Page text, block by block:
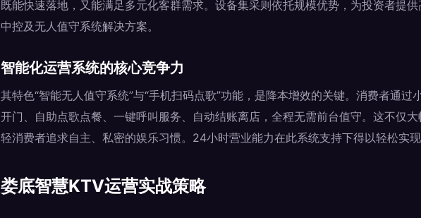
既能快速落地，又能满足多元化客群需求。设备集采则依托规模优势，为投资者提
中控及无人值守系统解决方案。
智能化运营系统的核心竞争力
其特色“智能无人值守系统”与“手机扫码点歌”功能，是降本增效的关键。消费者通过
开门、自助点歌点餐、一键呼叫服务、自动结账离店，全程无需前台值守。这不仅
轻消费者追求自主、私密的娱乐习惯。24小时营业能力在此系统支持下得以轻松实现
娄底智慧KTV运营实战策略